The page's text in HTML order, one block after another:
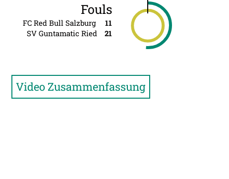
Fouls
FC Red Bull Salzburg
11
SV Guntamatic Ried
21
Video Zusammenfassung